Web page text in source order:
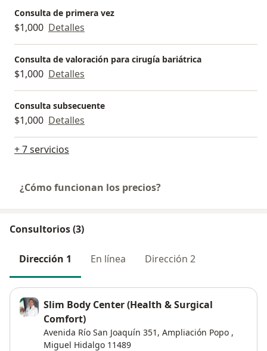
Consulta de primera vez
$1,000 Detalles
Consulta de valoración para cirugía bariátrica
$1,000 Detalles
Consulta subsecuente
$1,000 Detalles
+ 7 servicios
¿Cómo funcionan los precios?
Consultorios (3)
Dirección 1 En línea Dirección 2
Slim Body Center (Health & Surgical
Comfort)
Avenida Río San Joaquín 351, Ampliación Popo ,
Miguel Hidalgo 11489